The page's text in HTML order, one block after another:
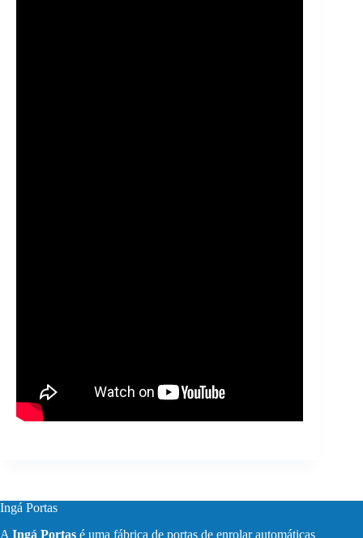
Ingá Portas
A Ingá Portas é uma fábrica de portas de enrolar automáticas